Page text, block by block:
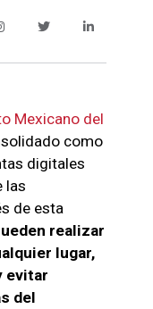
Mexicano del
como
digitales
las
de esta
realizar
lugar,
evitar
del